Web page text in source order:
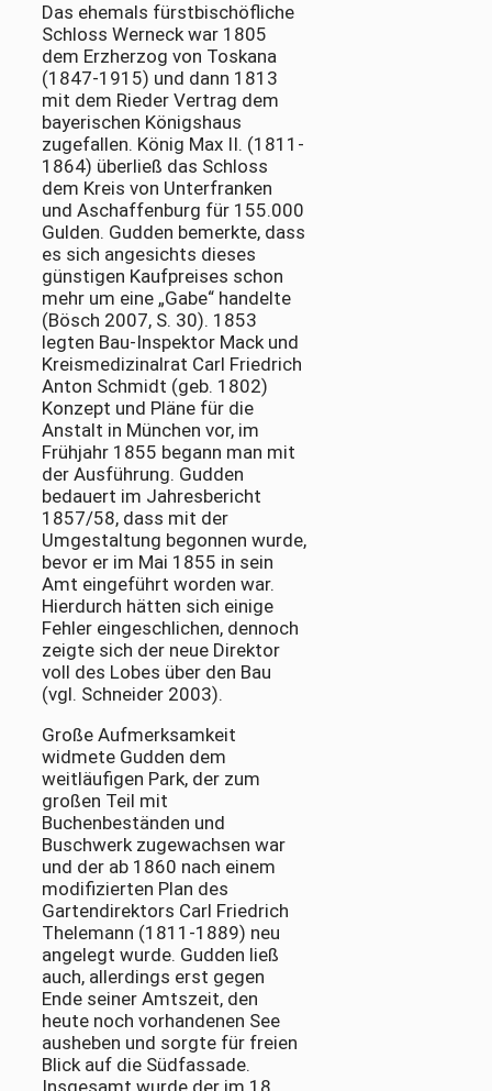
Das ehemals fürstbischöfliche
Schloss Werneck war 1805
dem Erzherzog von Toskana
(1847-1915) und dann 1813
mit dem Rieder Vertrag dem
bayerischen Königshaus
zugefallen. König Max II. (1811-
1864) überließ das Schloss
dem Kreis von Unterfranken
und Aschaffenburg für 155.000
Gulden. Gudden bemerkte, dass
es sich angesichts dieses
günstigen Kaufpreises schon
mehr um eine „Gabe“ handelte
(Bösch 2007, S. 30). 1853
legten Bau-Inspektor Mack und
Kreismedizinalrat Carl Friedrich
Anton Schmidt (geb. 1802)
Konzept und Pläne für die
Anstalt in München vor, im
Frühjahr 1855 begann man mit
der Ausführung. Gudden
bedauert im Jahresbericht
1857/58, dass mit der
Umgestaltung begonnen wurde,
bevor er im Mai 1855 in sein
Amt eingeführt worden war.
Hierdurch hätten sich einige
Fehler eingeschlichen, dennoch
zeigte sich der neue Direktor
voll des Lobes über den Bau
(vgl. Schneider 2003).
Große Aufmerksamkeit
widmete Gudden dem
weitläufigen Park, der zum
großen Teil mit
Buchenbeständen und
Buschwerk zugewachsen war
und der ab 1860 nach einem
modifizierten Plan des
Gartendirektors Carl Friedrich
Thelemann (1811-1889) neu
angelegt wurde. Gudden ließ
auch, allerdings erst gegen
Ende seiner Amtszeit, den
heute noch vorhandenen See
ausheben und sorgte für freien
Blick auf die Südfassade.